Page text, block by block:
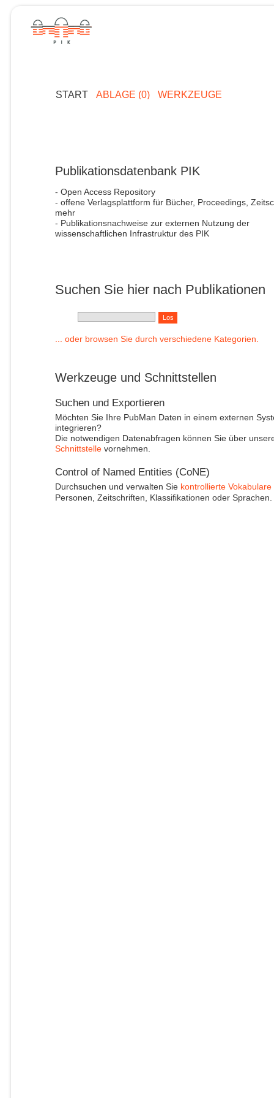
START ABLAGE (0) WERKZEUGE
Publikationsdatenbank PIK
- Open Access Repository
- offene Verlagsplattform für Bücher, Proceedings,
mehr
- Publikationsnachweise zur externen Nutzung der
wissenschaftlichen Infrastruktur des PIK
Suchen Sie hier nach Publikationen
... oder browsen Sie durch verschiedene Kategorien.
Werkzeuge und Schnittstellen
Suchen und Exportieren
Möchten Sie Ihre PubMan Daten in einem externen
integrieren?
Die notwendigen Datenabfragen können Sie über
Schnittstellevornehmen.
Control of Named Entities (CoNE)
Durchsuchen und verwalten Sie kontrollierte Vokabulare
Personen, Zeitschriften, Klassifikationen oder Sprachen.